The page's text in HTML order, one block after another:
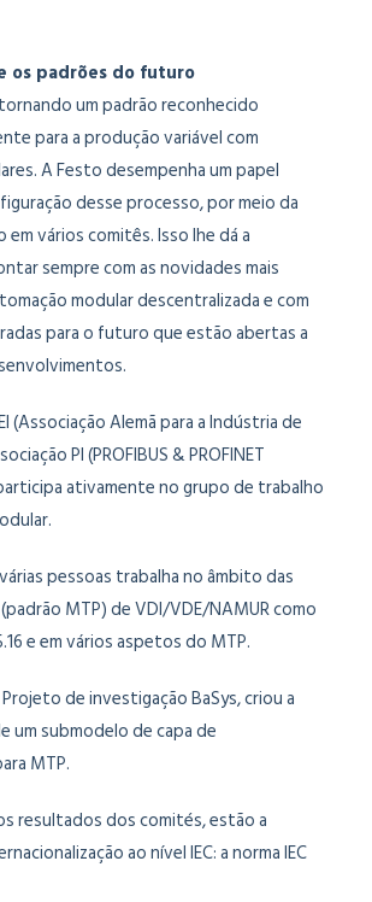
os padrões do futuro
um padrão reconhecido
para a produção variável com
A Festo desempenha um papel
desse processo, por meio da
em vários comitês. Isso lhe dá a
sempre com as novidades mais
modular descentralizada e com
para o futuro que estão abertas a
(Associação Alemã para a Indústria de
PI (PROFIBUS & PROFINET
ativamente no grupo de trabalho
pessoas trabalha no âmbito das
MTP) de VDI/VDE/NAMUR como
e em vários aspetos do MTP.
de investigação BaSys, criou a
um submodelo de capa de
MTP.
resultados dos comités, estão a
ao nível IEC: a norma IEC